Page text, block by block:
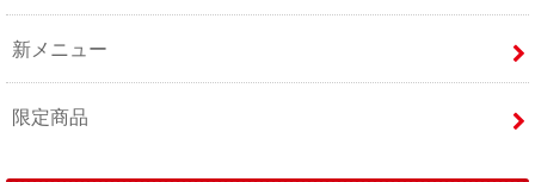
新メニュー
限定商品